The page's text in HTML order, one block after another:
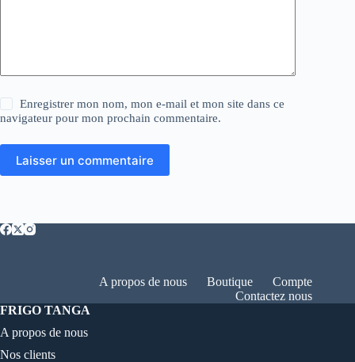
Enregistrer mon nom, mon e-mail et mon site dans ce
navigateur pour mon prochain commentaire.
Laisser un commentaire
A propos de nous Boutique
Compte
Contactez nous
FRIGO TANGA
A propos de nous
Nos clients